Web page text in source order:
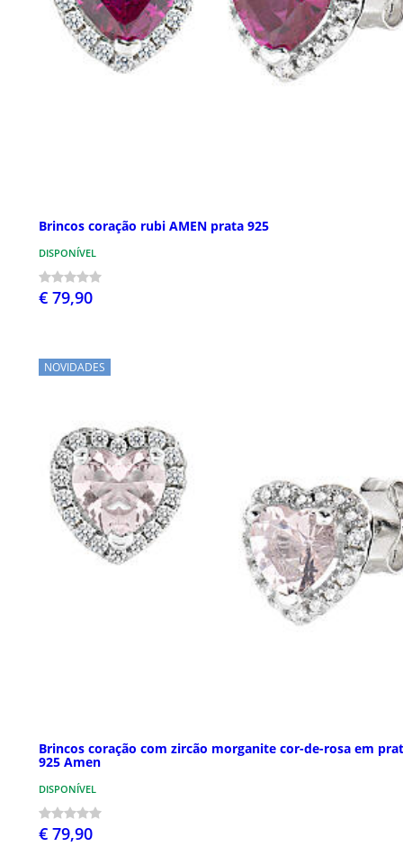
Brincos coração rubi AMEN prata 925
DISPONÍVEL
€ 79,90
NOVIDADES
Brincos coração com zircão morganite cor-de-rosa em
925 Amen
DISPONÍVEL
€ 79,90